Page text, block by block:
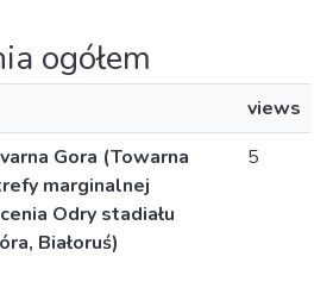
ogółem
views
Gora (Towarna
marginalnej
Odry stadiału
Białoruś)
5